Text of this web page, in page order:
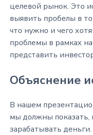
целевой рынок. Это
выявить пробелы в
что нужно и чего
проблемы в рамках
представить
Объяснение
В нашем
мы должны показать,
зарабатывать